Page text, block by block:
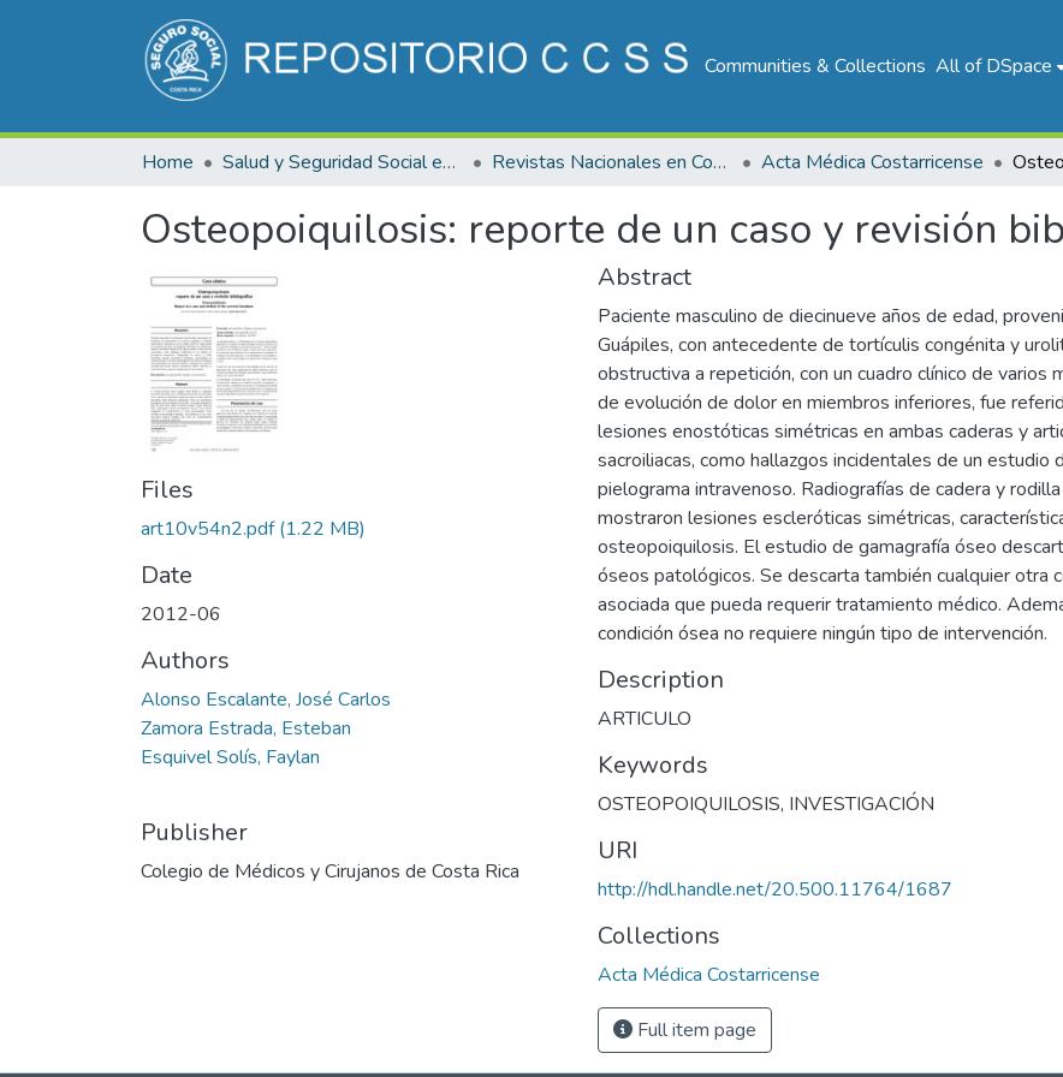
Communities & Collections All of DSpace
Home Salud y Seguridad Social en Costa Rica Revistas Nacionales en Costa Rica Acta Médica Costarricense
Osteopoiquilosis: reporte de un caso y revisión
Files
art10v54n2.pdf(1.22 MB)
Date
2012-06
Authors
Alonso Escalante, José Carlos
Zamora Estrada, Esteban
Esquivel Solís, Faylan
Publisher
Colegio de Médicos y Cirujanos de Costa Rica
Abstract
Paciente masculino de diecinueve años de edad,
Guápiles, con antecedente de tortículis congénita y
obstructiva a repetición, con un cuadro clínico de varios
de evolución de dolor en miembros inferiores, fue
lesiones enostóticas simétricas en ambas caderas y
sacroiliacas, como hallazgos incidentales de un estudio
pielograma intravenoso. Radiografías de cadera y rodilla
mostraron lesiones escleróticas simétricas,
osteopoiquilosis. El estudio de gamagrafía óseo
óseos patológicos. Se descarta también cualquier otra
asociada que pueda requerir tratamiento médico.
condición ósea no requiere ningún tipo de intervención.
Description
ARTICULO
Keywords
OSTEOPOIQUILOSIS, INVESTIGACIÓN
URI
http://hdl.handle.net/20.500.11764/1687
Collections
Acta Médica Costarricense
Full item page